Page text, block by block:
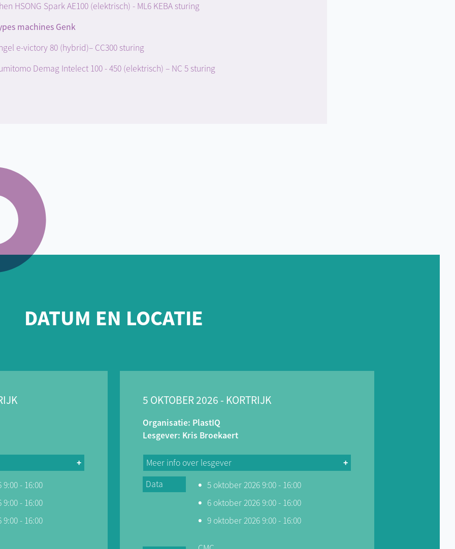
HSONG Spark AE100 (elektrisch) - ML6 KEBA sturing
machines Genk
e-victory 80 (hybrid)– CC300 sturing
Demag Intelect 100 - 450 (elektrisch) – NC 5 sturing
DATUM EN LOCATIE
in de functies
waarbij ik zowel
Superintendant
- 16:00
- 16:00
- 16:00
5 OKTOBER 2026 - KORTRIJK
Organisatie: PlastIQ
Lesgever: Kris Broekaert
Meer info over lesgever
Ik werkte 32 jaar voor Tupperware Aalst in de functies
van Spuitgieter (Technical teamleader) waarbij ik zowel
deed, vervolgens Teamcoördinator, Superintendant
Data
5 oktober 2026 9:00 - 16:00
6 oktober 2026 9:00 - 16:00
9 oktober 2026 9:00 - 16:00